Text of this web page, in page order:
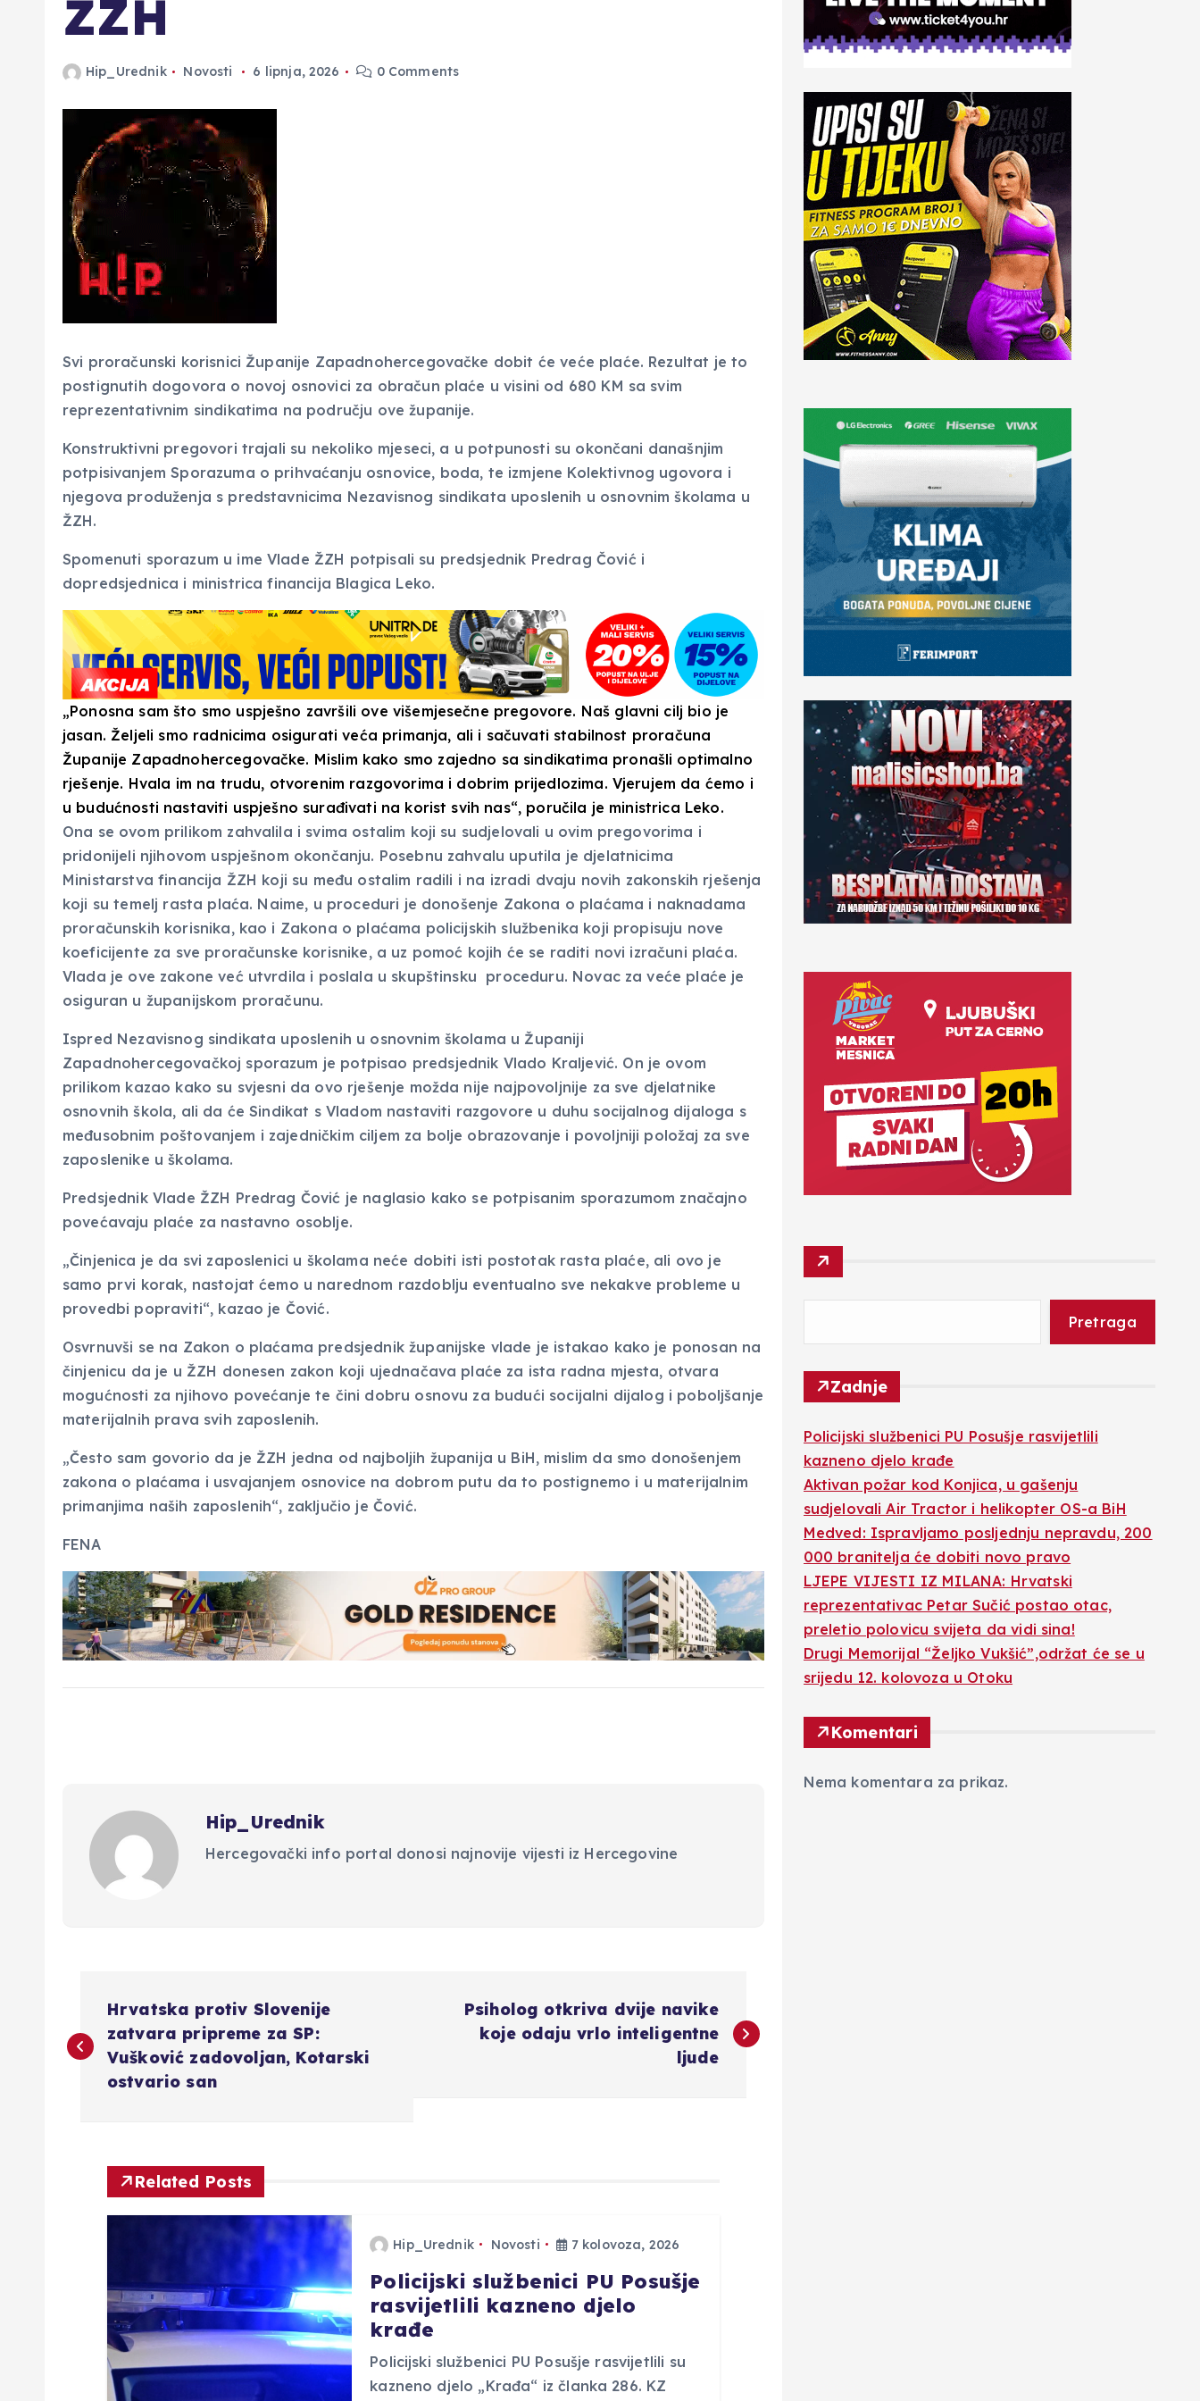
ŽZH
Hip_Urednik Novosti 6 lipnja, 2026 0 Comments
Svi proračunski korisnici Županije Zapadnohercegovačke dobit će veće plaće. Rezultat je to
postignutih dogovora o novoj osnovici za obračun plaće u visini od 680 KM sa svim
reprezentativnim sindikatima na području ove županije.
Konstruktivni pregovori trajali su nekoliko mjeseci, a u potpunosti su okončani današnjim
potpisivanjem Sporazuma o prihvaćanju osnovice, boda, te izmjene Kolektivnog ugovora i
njegova produženja s predstavnicima Nezavisnog sindikata uposlenih u osnovnim školama u
ŽZH.
Spomenuti sporazum u ime Vlade ŽZH potpisali su predsjednik Predrag Čović i
dopredsjednica i ministrica financija Blagica Leko.
„Ponosna sam što smo uspješno završili ove višemjesečne pregovore. Naš glavni cilj bio je
jasan. Željeli smo radnicima osigurati veća primanja, ali i sačuvati stabilnost proračuna
Županije Zapadnohercegovačke. Mislim kako smo zajedno sa sindikatima pronašli optimalno
rješenje. Hvala im na trudu, otvorenim razgovorima i dobrim prijedlozima. Vjerujem da ćemo i
u budućnosti nastaviti uspješno surađivati na korist svih nas“, poručila je ministrica Leko.
Ona se ovom prilikom zahvalila i svima ostalim koji su sudjelovali u ovim pregovorima i
pridonijeli njihovom uspješnom okončanju. Posebnu zahvalu uputila je djelatnicima
Ministarstva financija ŽZH koji su među ostalim radili i na izradi dvaju novih zakonskih rješenja
koji su temelj rasta plaća. Naime, u proceduri je donošenje Zakona o plaćama i naknadama
proračunskih korisnika, kao i Zakona o plaćama policijskih službenika koji propisuju nove
koeficijente za sve proračunske korisnike, a uz pomoć kojih će se raditi novi izračuni plaća.
Vlada je ove zakone već utvrdila i poslala u skupštinsku proceduru. Novac za veće plaće je
osiguran u županijskom proračunu.
Ispred Nezavisnog sindikata uposlenih u osnovnim školama u Županiji
Zapadnohercegovačkoj sporazum je potpisao predsjednik Vlado Kraljević. On je ovom
prilikom kazao kako su svjesni da ovo rješenje možda nije najpovoljnije za sve djelatnike
osnovnih škola, ali da će Sindikat s Vladom nastaviti razgovore u duhu socijalnog dijaloga s
međusobnim poštovanjem i zajedničkim ciljem za bolje obrazovanje i povoljniji položaj za sve
zaposlenike u školama.
Predsjednik Vlade ŽZH Predrag Čović je naglasio kako se potpisanim sporazumom značajno
povećavaju plaće za nastavno osoblje.
„Činjenica je da svi zaposlenici u školama neće dobiti isti postotak rasta plaće, ali ovo je
samo prvi korak, nastojat ćemo u narednom razdoblju eventualno sve nekakve probleme u
provedbi popraviti“, kazao je Čović.
Osvrnuvši se na Zakon o plaćama predsjednik županijske vlade je istakao kako je ponosan na
činjenicu da je u ŽZH donesen zakon koji ujednačava plaće za ista radna mjesta, otvara
mogućnosti za njihovo povećanje te čini dobru osnovu za budući socijalni dijalog i poboljšanje
materijalnih prava svih zaposlenih.
„Često sam govorio da je ŽZH jedna od najboljih županija u BiH, mislim da smo donošenjem
zakona o plaćama i usvajanjem osnovice na dobrom putu da to postignemo i u materijalnim
primanjima naših zaposlenih“, zaključio je Čović.
FENA
Hip_Urednik
Hercegovački info portal donosi najnovije vijesti iz Hercegovine
a
Hrvatska protiv Slovenije
zatvara pripreme za SP:
Vušković zadovoljan, Kotarski
ostvario san
Psiholog otkriva dvije navike
koje odaju vrlo inteligentne
ljude
Related Posts
Hip_Urednik Novosti 7 kolovoza, 2026
Policijski službenici PU Posušje
rasvijetlili kazneno djelo
krađe
Policijski službenici PU Posušje rasvijetlili su
kazneno djelo „Krađa“ iz članka 286. KZ
Pretraga
Zadnje
Policijski službenici PU Posušje rasvijetlili
kazneno djelo krađe
Aktivan požar kod Konjica, u gašenju
sudjelovali Air Tractor i helikopter OS-a BiH
Medved: Ispravljamo posljednju nepravdu, 200
000 branitelja će dobiti novo pravo
LJEPE VIJESTI IZ MILANA: Hrvatski
reprezentativac Petar Sučić postao otac,
preletio polovicu svijeta da vidi sina!
Drugi Memorijal “Željko Vukšić”,održat će se u
srijedu 12. kolovoza u Otoku
Komentari
Nema komentara za prikaz.